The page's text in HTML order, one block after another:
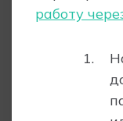
работу